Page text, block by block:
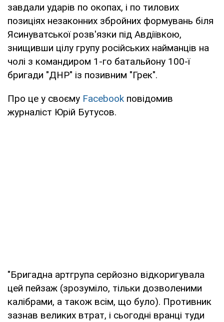
завдали ударів по окопах, і по тилових
позиціях незаконних збройних формувань біля
Ясинуватської розв'язки під Авдіївкою,
знищивши цілу групу російських найманців на
чолі з командиром 1-го батальйону 100-ї
бригади "ДНР" із позивним "Грек".
Про це у своєму Facebook повідомив
журналіст Юрій Бутусов.
"Бригадна артгрупа серйозно відкоригувала
цей пейзаж (зрозуміло, тільки дозволеними
калібрами, а також всім, що було). Противник
зазнав великих втрат, і сьогодні вранці туди